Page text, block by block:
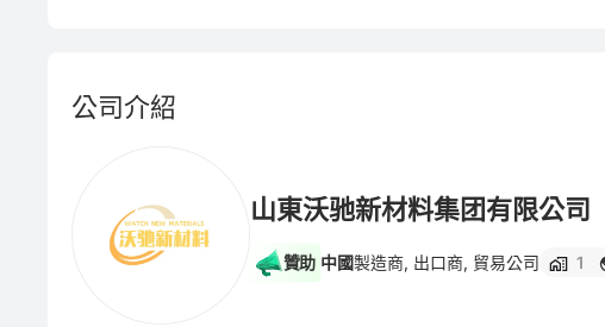
公司介紹
山東沃驰新材料集团有限公司
贊助 中國製造商, 出口商, 貿易公司 1